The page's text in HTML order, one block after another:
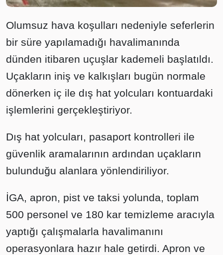
Olumsuz hava koşulları nedeniyle seferlerin
bir süre yapılamadığı havalimanında
dünden itibaren uçuşlar kademeli başlatıldı.
Uçakların iniş ve kalkışları bugün normale
dönerken iç ile dış hat yolcuları kontuardaki
işlemlerini gerçekleştiriyor.
Dış hat yolcuları, pasaport kontrolleri ile
güvenlik aramalarının ardından uçakların
bulunduğu alanlara yönlendiriliyor.
İGA, apron, pist ve taksi yolunda, toplam
500 personel ve 180 kar temizleme aracıyla
yaptığı çalışmalarla havalimanını
operasyonlara hazır hale getirdi. Apron ve